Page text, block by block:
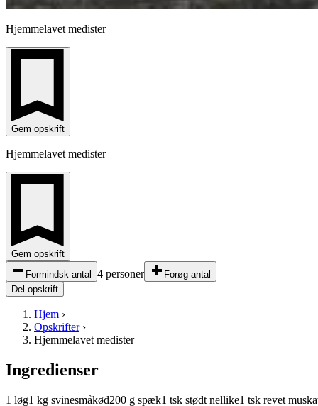
Hjemmelavet medister
Gem opskrift
Hjemmelavet medister
Gem opskrift
Formindsk antal
4 personer
Forøg antal
Del opskrift
Hjem ›
Opskrifter›
Hjemmelavet medister
Ingredienser
1 løg1 kg svinesmåkød200 g spæk1 tsk stødt nellike1 tsk revet